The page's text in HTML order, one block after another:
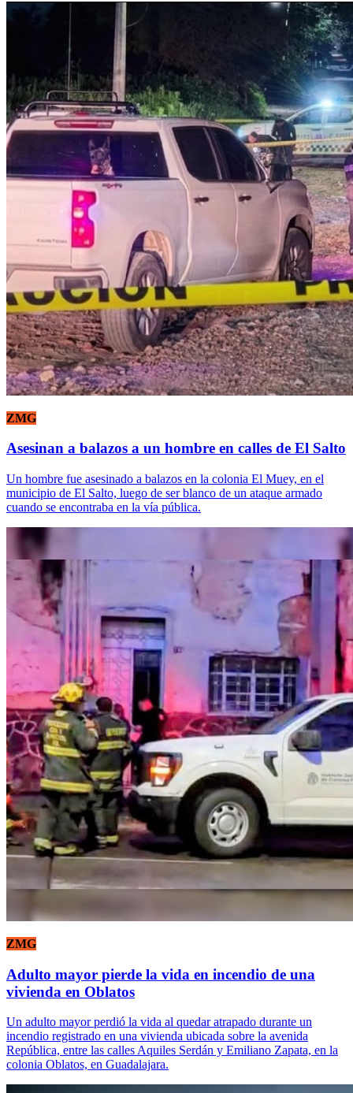
ZMG
Asesinan a balazos a un hombre en calles de El Salto
Un hombre fue asesinado a balazos en la colonia El Muey, en el
municipio de El Salto, luego de ser blanco de un ataque armado
cuando se encontraba en la vía pública.
ZMG
Adulto mayor pierde la vida en incendio de una
vivienda en Oblatos
Un adulto mayor perdió la vida al quedar atrapado durante un
incendio registrado en una vivienda ubicada sobre la avenida
República, entre las calles Aquiles Serdán y Emiliano Zapata, en la
colonia Oblatos, en Guadalajara.